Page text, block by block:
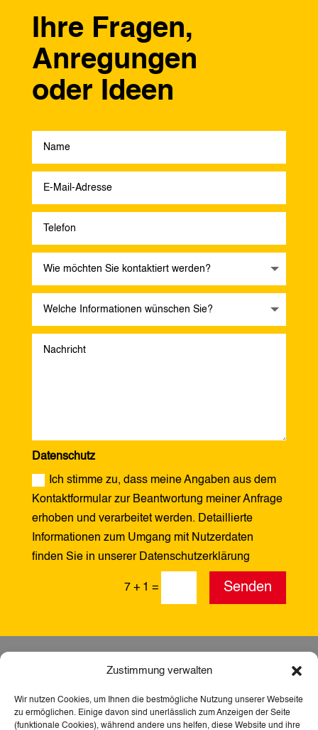
Zustimmung verwalten
Wir nutzen Cookies, um Ihnen die bestmögliche Nutzung unserer Webseite
zu ermöglichen. Einige davon sind unerlässlich zum Anzeigen der Seite
(funktionale Cookies), während andere uns helfen, diese Website und ihre
Ihre Fragen,
Anregungen
oder Ideen
Datenschutz
Ich stimme zu, dass meine Angaben aus dem
Kontaktformular zur Beantwortung meiner Anfrage
erhoben und verarbeitet werden. Detaillierte
Informationen zum Umgang mit Nutzerdaten
finden Sie in unserer Datenschutzerklärung
7 + 1 = Senden